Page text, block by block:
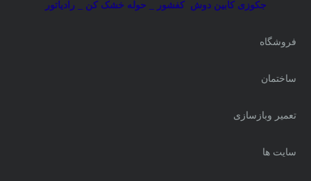
جکوزی کابین دوش کفشور _ حوله خشک کن _ رادیاتور
فروشگاه
ساختمان
تعمیر وبازسازی
سایت ها